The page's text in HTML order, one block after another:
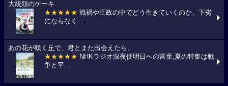
大統領のケーキ
★★★★★ 戦禍や圧政の中でどう生きていくのか、下劣
にならなく...
あの花が咲く丘で、君とまた出会えたら。
★★★★★ NHKラジオ深夜便明日への言葉,夏の特集は戦
争と平...